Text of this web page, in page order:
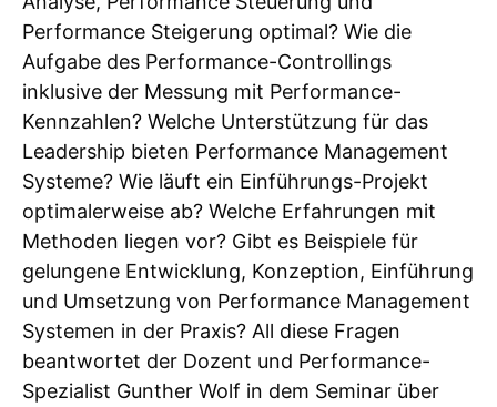
Performance Steigerung optimal? Wie die
Aufgabe des Performance-Controllings
inklusive der Messung mit Performance-
Kennzahlen? Welche Unterstützung für das
Leadership bieten Performance Management
Systeme? Wie läuft ein Einführungs-Projekt
optimalerweise ab? Welche Erfahrungen mit
Methoden liegen vor? Gibt es Beispiele für
gelungene Entwicklung, Konzeption, Einführung
und Umsetzung von Performance Management
Systemen in der Praxis? All diese Fragen
beantwortet der Dozent und Performance-
Spezialist Gunther Wolf in dem Seminar über